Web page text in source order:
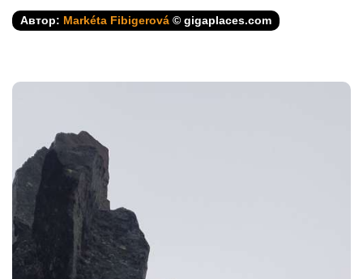
Автор: Markéta Fibigerová © gigaplaces.com